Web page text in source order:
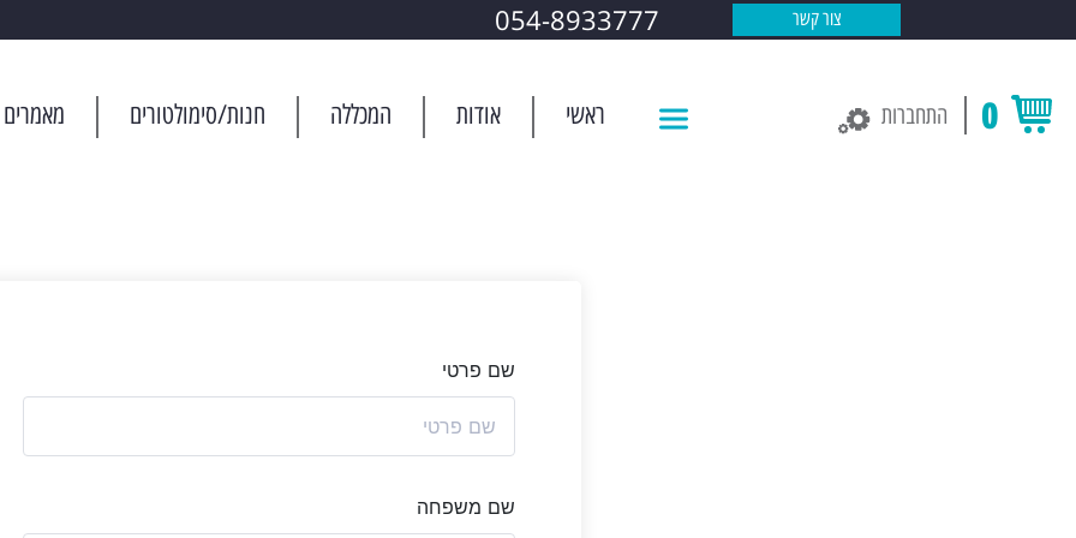
צור קשר 054-8933777
0 התחברות ראשי אודות המכללה חנות/סימולטורים מאמרים
רישום תלמיד
שם פרטי
שם משפחה